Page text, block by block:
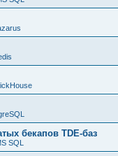
бекапов TDE-баз
SQL